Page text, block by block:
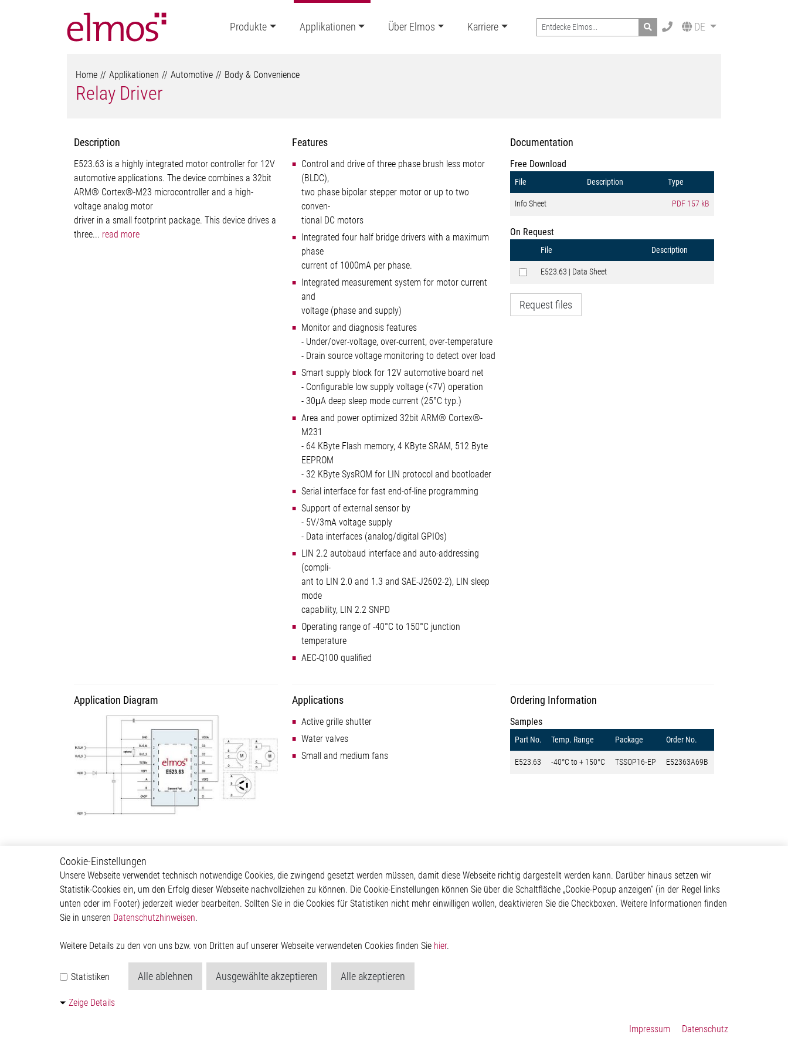
Produkte Applikationen Über Elmos Karriere Search DE
Home Applikationen Automotive Body & Convenience
Relay Driver
Description
E523.63 is a highly integrated motor controller for 12V
automotive applications. The device combines a 32bit
ARM® Cortex®-M23 microcontroller and a high-
voltage analog motor
driver in a small footprint package. This device drives a
three... read more
Features
Control and drive of three phase brush less motor
(BLDC),
two phase bipolar stepper motor or up to two
conven-
tional DC motors
Integrated four half bridge drivers with a maximum
phase
current of 1000mA per phase.
Integrated measurement system for motor current
and
voltage (phase and supply)
Monitor and diagnosis features
- Under/over-voltage, over-current, over-temperature
- Drain source voltage monitoring to detect over load
Smart supply block for 12V automotive board net
- Configurable low supply voltage (<7V) operation
- 30μA deep sleep mode current (25°C typ.)
Area and power optimized 32bit ARM® Cortex®-
M231
- 64 KByte Flash memory, 4 KByte SRAM, 512 Byte
EEPROM
- 32 KByte SysROM for LIN protocol and bootloader
Serial interface for fast end-of-line programming
Support of external sensor by
- 5V/3mA voltage supply
- Data interfaces (analog/digital GPIOs)
LIN 2.2 autobaud interface and auto-addressing
(compli-
ant to LIN 2.0 and 1.3 and SAE-J2602-2), LIN sleep
mode
capability, LIN 2.2 SNPD
Operating range of -40°C to 150°C junction
temperature
AEC-Q100 qualified
Documentation
Free Download
File Description Type
Info Sheet PDF 157 kB
On Request
File Description
E523.63 | Data Sheet
Request files
Application Diagram Applications
Active grille shutter
Water valves
Small and medium fans
Ordering Information
Samples
Part No. Temp. Range Package Order No.
E523.63 -40°C to + 150°C TSSOP16-EP E52363A69B
Body & Convenience
Actuator
Comfort
HVAC System
Power Supply
Automotive
ADAS & Safety
Body & Convenience
Powertrain
Über Elmos
Unternehmen
Investor
Weitere Links
Glossar
Kontakt
Kontakt
Elmos Semiconductor SE
Werkstättenstraße 18
Cookie-Einstellungen
Unsere Webseite verwendet technisch notwendige Cookies, die zwingend gesetzt werden müssen, damit diese Webseite richtig dargestellt werden kann. Darüber hinaus setzen wir
Statistik-Cookies ein, um den Erfolg dieser Webseite nachvollziehen zu können. Die Cookie-Einstellungen können Sie über die Schaltfläche „Cookie-Popup anzeigen“ (in der Regel links
unten oder im Footer) jederzeit wieder bearbeiten. Sollten Sie in die Cookies für Statistiken nicht mehr einwilligen wollen, deaktivieren Sie die Checkboxen. Weitere Informationen finden
Sie in unseren Datenschutzhinweisen.
Weitere Details zu den von uns bzw. von Dritten auf unserer Webseite verwendeten Cookies finden Sie hier.
Statistiken Alle ablehnen Ausgewählte akzeptieren Alle akzeptieren
Zeige Details
Impressum Datenschutz